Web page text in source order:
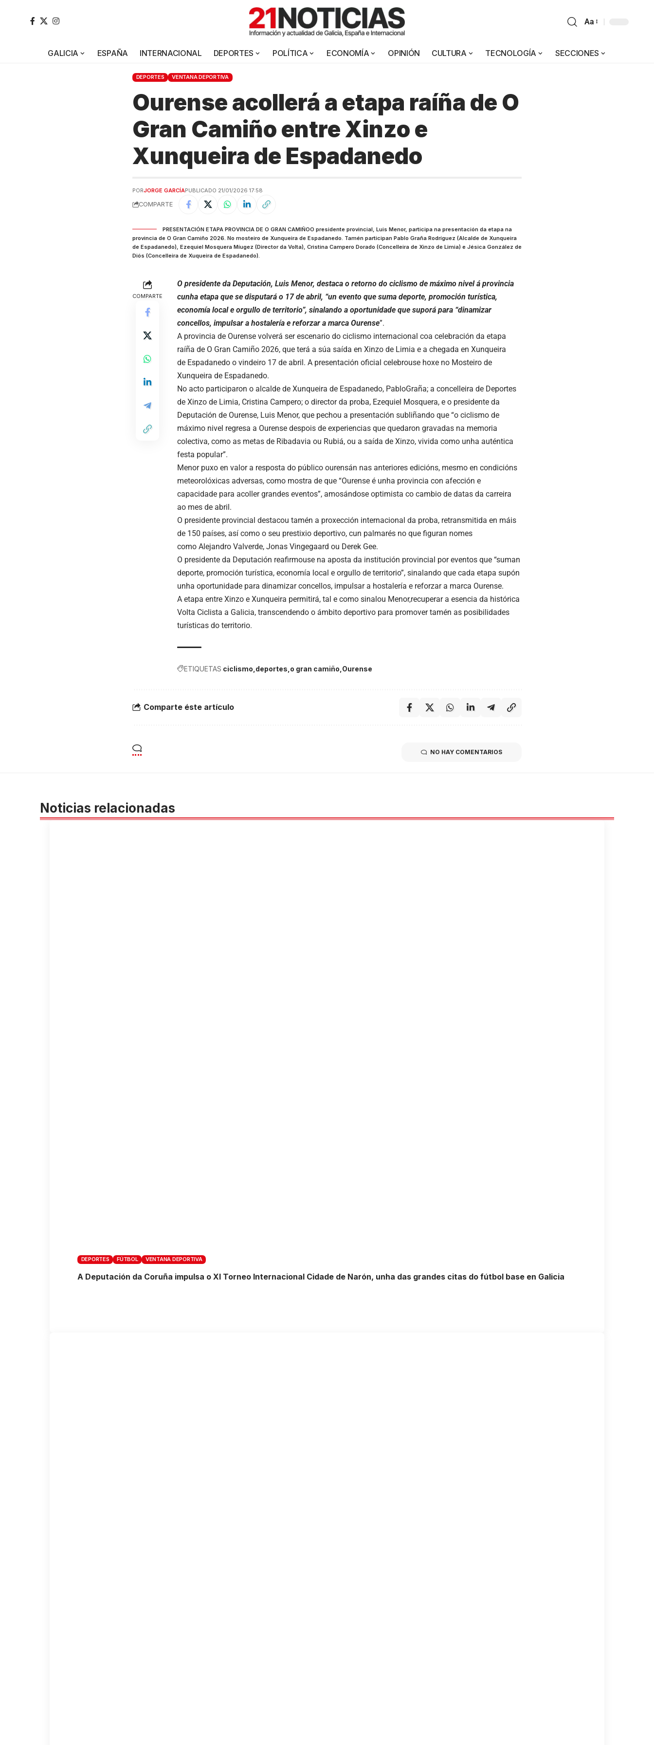
Aa
GALICIA ESPAÑA INTERNACIONAL DEPORTES POLÍTICA ECONOMÍA OPINIÓN CULTURA TECNOLOGÍA SECCIONES
DEPORTES VENTANA DEPORTIVA
Ourense acollerá a etapa raíña de O
Gran Camiño entre Xinzo e
Xunqueira de Espadanedo
PORJORGE GARCÍAPUBLICADO 21/01/2026 17:58
COMPARTE
PRESENTACIÓN ETAPA PROVINCIA DE O GRAN CAMIÑOO presidente provincial, Luis Menor, participa na presentación da etapa na
provincia de O Gran Camiño 2026. No mosteiro de Xunqueira de Espadanedo. Tamén participan Pablo Graña Rodríguez (Alcalde de Xunqueira
de Espadanedo), Ezequiel Mosquera Míugez (Director da Volta), Cristina Campero Dorado (Concelleira de Xinzo de Limia) e Jésica González de
Diós (Concelleira de Xuqueira de Espadanedo).
COMPARTE
O presidente da Deputación, Luis Menor, destaca o retorno do ciclismo de máximo nivel á provincia
cunha etapa que se disputará o 17 de abril, “un evento que suma deporte, promoción turística,
economía local e orgullo de territorio”, sinalando a oportunidade que suporá para “dinamizar
concellos, impulsar a hostalería e reforzar a marca Ourense”.
A provincia de Ourense volverá ser escenario do ciclismo internacional coa celebración da etapa
raíña de O Gran Camiño 2026, que terá a súa saída en Xinzo de Limia e a chegada en Xunqueira
de Espadanedo o vindeiro 17 de abril. A presentación oficial celebrouse hoxe no Mosteiro de
Xunqueira de Espadanedo.
No acto participaron o alcalde de Xunqueira de Espadanedo, PabloGraña; a concelleira de Deportes
de Xinzo de Limia, Cristina Campero; o director da proba, Ezequiel Mosquera, e o presidente da
Deputación de Ourense, Luis Menor, que pechou a presentación subliñando que “o ciclismo de
máximo nivel regresa a Ourense despois de experiencias que quedaron gravadas na memoria
colectiva, como as metas de Ribadavia ou Rubiá, ou a saída de Xinzo, vivida como unha auténtica
festa popular”.
Menor puxo en valor a resposta do público ourensán nas anteriores edicións, mesmo en condicións
meteorolóxicas adversas, como mostra de que “Ourense é unha provincia con afección e
capacidade para acoller grandes eventos”, amosándose optimista co cambio de datas da carreira
ao mes de abril.
O presidente provincial destacou tamén a proxección internacional da proba, retransmitida en máis
de 150 países, así como o seu prestixio deportivo, cun palmarés no que figuran nomes
como Alejandro Valverde, Jonas Vingegaard ou Derek Gee.
O presidente da Deputación reafirmouse na aposta da institución provincial por eventos que “suman
deporte, promoción turística, economía local e orgullo de territorio”, sinalando que cada etapa supón
unha oportunidade para dinamizar concellos, impulsar a hostalería e reforzar a marca Ourense.
A etapa entre Xinzo e Xunqueira permitirá, tal e como sinalou Menor,recuperar a esencia da histórica
Volta Ciclista a Galicia, transcendendo o ámbito deportivo para promover tamén as posibilidades
turísticas do territorio.
ETIQUETAS ciclismo deportes o gran camiño Ourense
Comparte éste artículo
NO HAY COMENTARIOS
Noticias relacionadas
DEPORTES FÚTBOL VENTANA DEPORTIVA
A Deputación da Coruña impulsa o XI Torneo Internacional Cidade de Narón, unha das grandes citas do fútbol base en Galicia